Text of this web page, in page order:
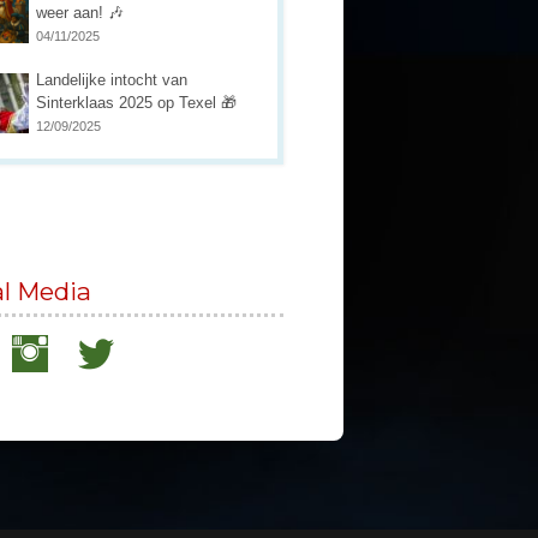
weer aan! 🎶
04/11/2025
Landelijke intocht van
Sinterklaas 2025 op Texel 🎁
12/09/2025
Media